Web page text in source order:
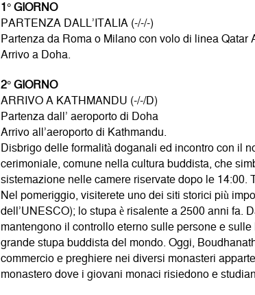
1° GIORNO
PARTENZA DALL’ITALIA (-/-/-)
Partenza da Roma o Milano con volo di linea Qatar
Arrivo a Doha.
2° GIORNO
ARRIVO A KATHMANDU (-/-/D)
Partenza dall’ aeroporto di Doha
Arrivo all’aeroporto di Kathmandu.
Disbrigo delle formalità doganali ed incontro con il
cerimoniale, comune nella cultura buddista, che
sistemazione nelle camere riservate dopo le 14:00.
Nel pomeriggio, visiterete uno dei siti storici più
dell’UNESCO); lo stupa è risalente a 2500 anni fa.
mantengono il controllo eterno sulle persone e
grande stupa buddista del mondo. Oggi,
commercio e preghiere nei diversi monasteri
monastero dove i giovani monaci risiedono e